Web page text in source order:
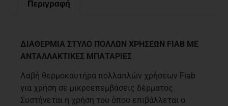
Περιγραφή
ΔΙΑΘΕΡΜΙΑ ΣΤΥΛΟ ΠΟΛΛΩΝ ΧΡΗΣΕΩΝ FIAB ΜΕ
ΑΝΤΑΛΛΑΚΤΙΚΕΣ ΜΠΑΤΑΡΙΕΣ
Λαβή θερμοκαυτήρα πολλαπλών χρήσεων Fiab
για χρήση σε μικροεπεμβάσεις δέρματος
Συστήνεται η χρήση του όπου επιβάλλεται ο